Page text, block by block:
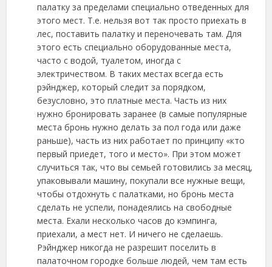
палатку за пределами специально отведенных для
этого мест. Т.е. нельзя вот так просто приехать в
лес, поставить палатку и переночевать там. Для
этого есть специально оборудованные места,
часто с водой, туалетом, иногда с
электричеством. В таких местах всегда есть
рэйнджер, который следит за порядком,
безусловно, это платные места. Часть из них
нужно бронировать заранее (в самые популярные
места бронь нужно делать за пол года или даже
раньше), часть из них работает по принципу «кто
первый приедет, того и место». При этом может
случиться так, что вы семьей готовились за месяц,
упаковывали машину, покупали все нужные вещи,
чтобы отдохнуть с палатками, но бронь места
сделать не успели, понадеялись на свободные
места. Ехали несколько часов до кэмпинга,
приехали, а мест нет. И ничего не сделаешь.
Рэйнджер никогда не разрешит поселить в
палаточном городке больше людей, чем там есть